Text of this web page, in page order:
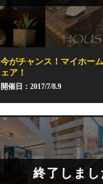
今がチャンス！マイホー
ェア！
開催日：2017/7/8.9
終了しまし